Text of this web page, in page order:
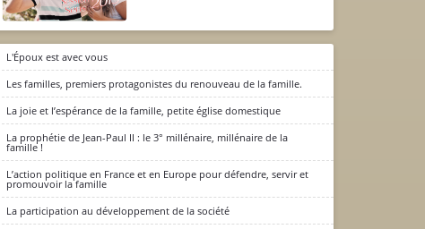
L'Époux est avec vous
Les familles, premiers protagonistes du renouveau de la famille.
La joie et l’espérance de la famille, petite église domestique
La prophétie de Jean-Paul II : le 3° millénaire, millénaire de la
famille !
L’action politique en France et en Europe pour défendre, servir et
promouvoir la famille
La participation au développement de la société